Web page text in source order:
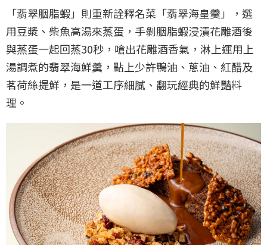
「翡翠胭脂蝦」則重新詮釋名菜「翡翠海皇羹」，選
用豆漿、柴魚高湯來蒸蛋，手剝胭脂蝦浸漬花雕酒後
與蒸蛋一起回蒸30秒，嗆出花雕酒香氣，淋上運用上
湯調煮的翡翠海鮮羹，點上少許鴨油、蔥油、紅醋及
茗荷絲提鮮，是一道工序細膩、翻玩經典的鮮豔料
理。